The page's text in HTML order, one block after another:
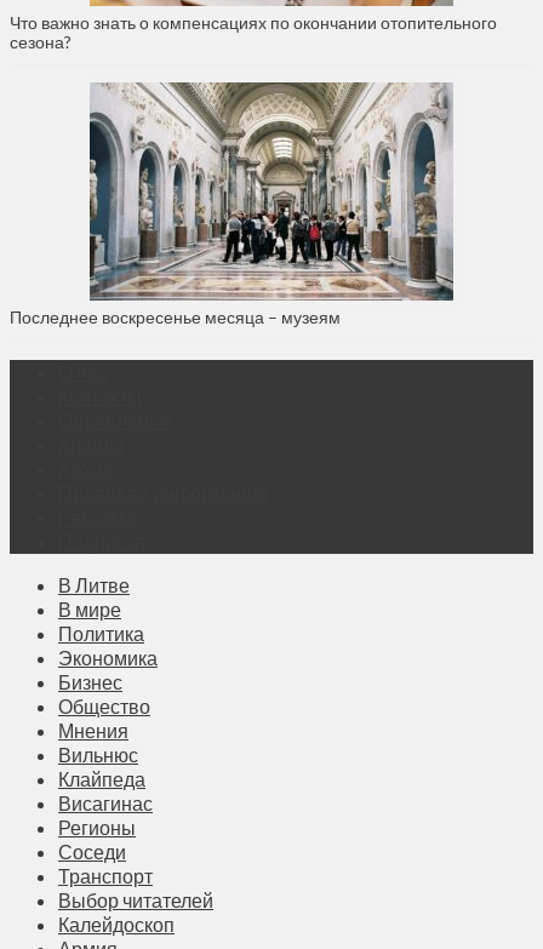
Что важно знать о компенсациях по окончании отопительного
сезона?
Последнее воскресенье месяца – музеям
В Литве
В мире
Политика
Экономика
Бизнес
Общество
Мнения
Вильнюс
Клайпеда
Висагинас
Регионы
Соседи
Транспорт
Выбор читателей
Калейдоскоп